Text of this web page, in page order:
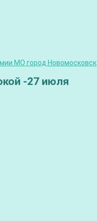
МО город Новомосковск
-27 июля